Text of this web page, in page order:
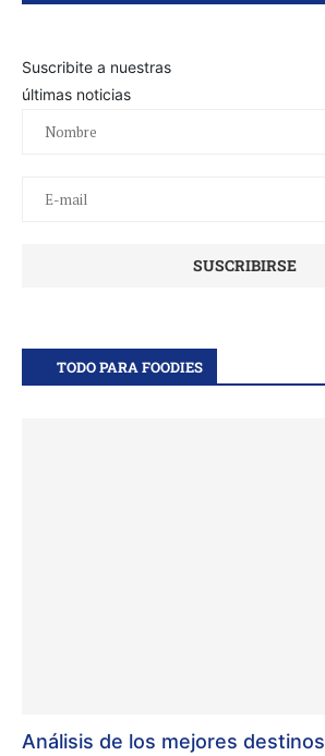
Suscribite a nuestras
últimas noticias
TODO PARA FOODIES
Análisis de los mejores destinos